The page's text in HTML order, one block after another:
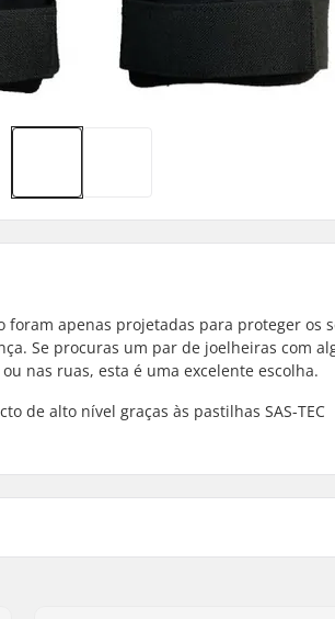
foram apenas projetadas para proteger os
Se procuras um par de joelheiras com
nas ruas, esta é uma excelente escolha.
de alto nível graças às pastilhas SAS-TEC